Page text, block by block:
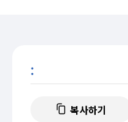
:
복사하기